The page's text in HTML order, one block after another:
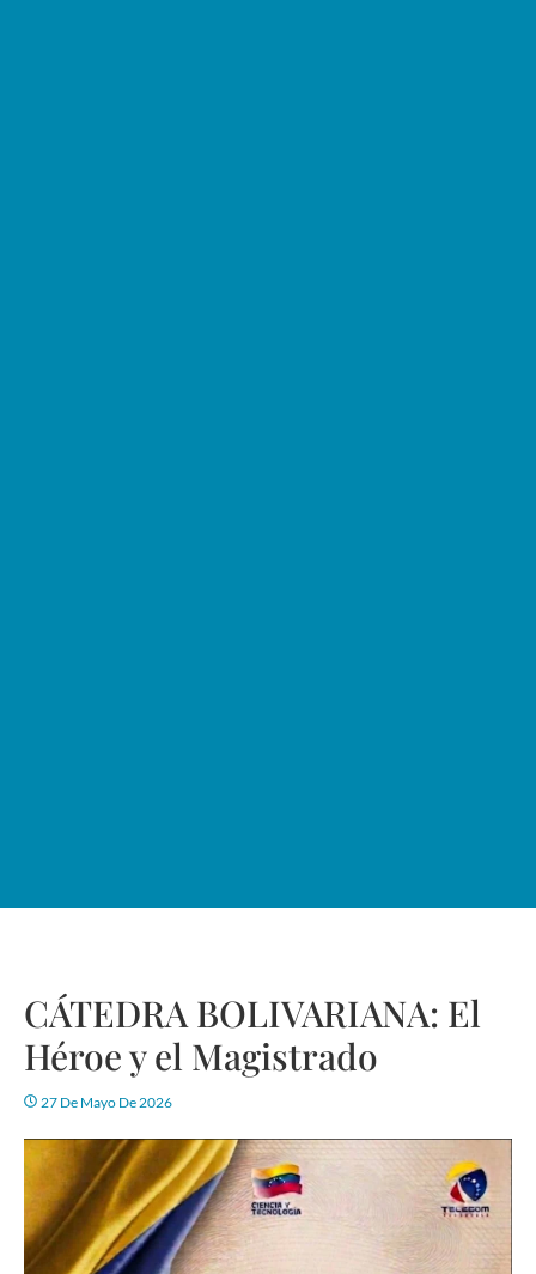
CÁTEDRA BOLIVARIANA: El
Héroe y el Magistrado
27 De Mayo De 2026